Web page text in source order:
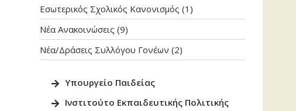
Εσωτερικός Σχολικός Κανονισμός (1)
Νέα Ανακοινώσεις (9)
Νέα/Δράσεις Συλλόγου Γονέων (2)
Υπουργείο Παιδείας
Ινστιτούτο Εκπαιδευτικής Πολιτικής